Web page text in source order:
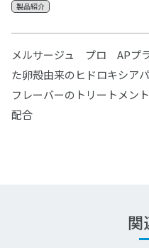
製品紹介
メルサージュ プロ APプ
た卵殻由来のヒドロキシア
フレーバーのトリートメン
配合
関